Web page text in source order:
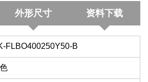
外形尺寸 资料下载
FLBO400250Y50-B